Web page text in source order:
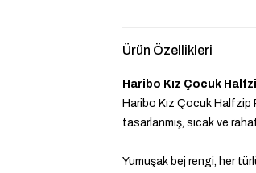
Ürün Özellikleri
Haribo Kız Çocuk
Haribo Kız Çocuk Halfzip
tasarlanmış, sıcak ve
Yumuşak bej rengi, her